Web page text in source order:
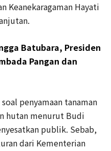
Keanekaragaman Hayati
Batubara, Presiden
Pangan dan
penyamaan tanaman
hutan menurut Budi
publik. Sebab,
dari Kementerian